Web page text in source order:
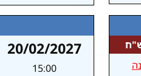
20/02/2027
15:00